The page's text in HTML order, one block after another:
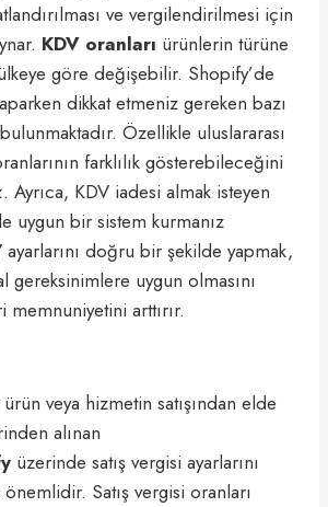
ve vergilendirilmesi için
KDV oranları ürünlerin türüne
göre değişebilir. Shopify’de
dikkat etmeniz gereken bazı
Özellikle uluslararası
farklılık gösterebileceğini
Ayrıca, KDV iadesi almak isteyen
uygun bir sistem kurmanız
doğru bir şekilde yapmak,
gereksinimlere uygun olmasını
memnuniyetini arttırır.
veya hizmetin satışından elde
alınan
üzerinde satış vergisi ayarlarını
Satış vergisi oranları